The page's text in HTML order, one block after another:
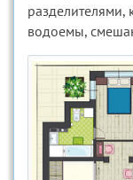
водоемы,